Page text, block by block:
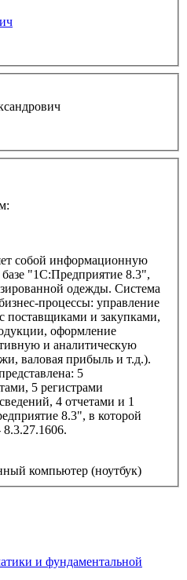
"1С:Предприятие 8.3",
одежды. Система
процессы: управление
поставщиками и закупками,
оформление
и аналитическую
валовая прибыль и т.д.).
5
5 регистрами
4 отчетами и 1
8.3", в которой
8.3.27.1606.
компьютер (ноутбук)
и фундаментальной